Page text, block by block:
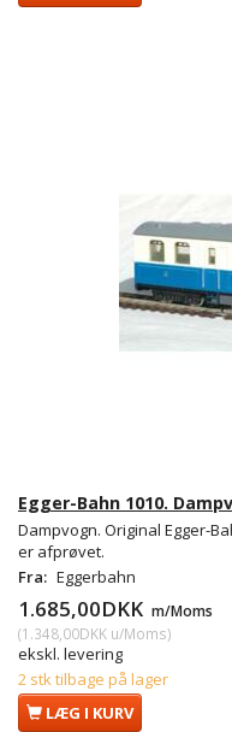
Egger-Bahn 1010.
Dampvogn. Original Egger-
er afprøvet.
Fra: Eggerbahn
1.685,00DKK m/Moms
(1.348,00DKK u/Moms)
ekskl. levering
2 stk tilbage på lager
LÆG I KURV